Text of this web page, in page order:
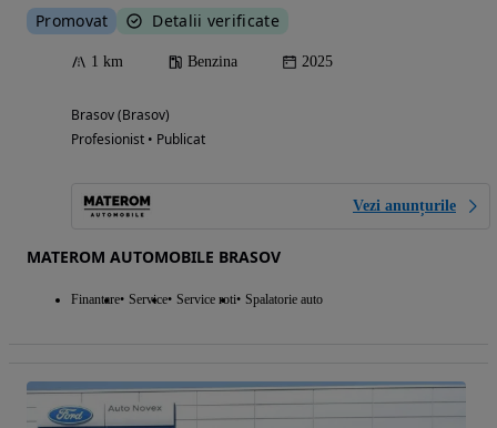
Promovat Detalii verificate
1 km Benzina 2025
Brasov (Brasov)
Profesionist • Publicat
Vezi anunțurile
MATEROM AUTOMOBILE BRASOV
Finantare Service Service roti Spalatorie auto